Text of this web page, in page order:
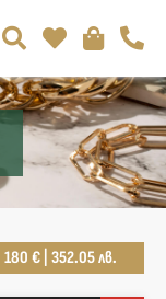
180 € | 352.05 лв.